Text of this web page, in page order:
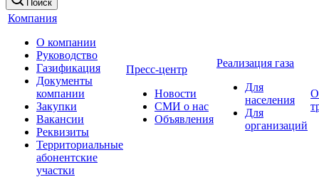
Поиск
Компания
О компании
Руководство
Газификация
Документы
компании
Закупки
Вакансии
Реквизиты
Территориальные
абонентские
участки
Пресс-центр
Новости
СМИ о нас
Объявления
Реализация газа
Для
населения
Для
организаций